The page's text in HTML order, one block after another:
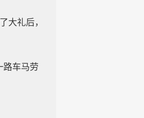
大礼后，
路车马劳